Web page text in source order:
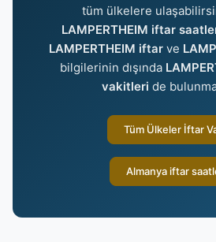
tüm ülkelere
LAMPERTHEIM iftar
LAMPERTHEIM iftarve
bilgilerinin dışında
vakitleri de
Tüm Ülkeler İftar
Almanya iftar